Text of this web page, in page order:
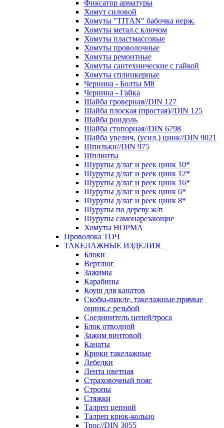
Фиксатор арматуры
Хомут силовой
Хомуты "TITAN" бабочка нерж.
Хомуты метал.с ключом
Хомуты пластмассовые
Хомуты проволочные
Хомуты ремонтные
Хомуты сантехнические с гайкой
Хомуты сплинкерные
Чернина - Болты М8
Чернина - Гайка
Шайба гроверная//DIN 127
Шайба плоская (простая)//DIN 125
Шайба рондоль
Шайба стопорная//DIN 6798
Шайба увелич, (усил.) цинк//DIN 9021
Шпильки//DIN 975
Шплинты
Шурупы д/лаг и реек цинк 10*
Шурупы д/лаг и реек цинк 12*
Шурупы д/лаг и реек цинк 16*
Шурупы д/лаг и реек цинк 6*
Шурупы д/лаг и реек цинк 8*
Шурупы по дереву ж/п
Шурупы самонарезающие
Хомуты НОРМА
Проволока ТОЧ
ТАКЕЛАЖНЫЕ ИЗДЕЛИЯ
Блоки
Вертлюг
Зажимы
Карабины
Коуш для канатов
Скобы-шакле, такелажные,прямые
оцинк.с резьбой
Соединитель цепей/троса
Блок отводной
Зажим винтовой
Канаты
Крюки такелажные
Лебедки
Лента цветная
Страховочный пояс
Стропы
Стяжки
Талреп цепной
Талреп крюк-кольцо
Трос//DIN 3055